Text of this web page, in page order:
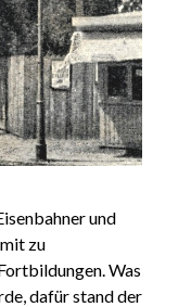
und
zu
Was
dafür stand der